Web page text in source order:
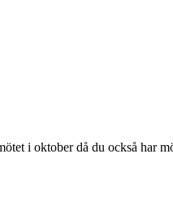
i oktober då du också har